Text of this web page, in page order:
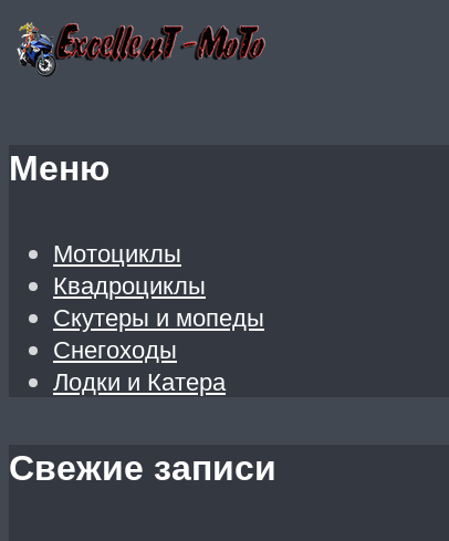
Меню
Мотоциклы
Квадроциклы
Скутеры и мопеды
Снегоходы
Лодки и Катера
Свежие записи